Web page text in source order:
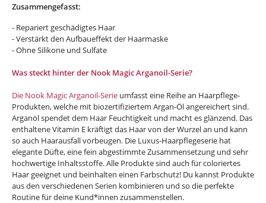
Zusammengefasst:
- Repariert geschädigtes Haar
- Verstärkt den Aufbaueffekt der Haarmaske
- Ohne Silikone und Sulfate
Was steckt hinter der Nook Magic Arganoil-Serie?
Die Nook Magic Arganoil-Serie umfasst eine Reihe an Haarpflege-
Produkten, welche mit biozertifiziertem Argan-Öl angereichert sind.
Arganöl spendet dem Haar Feuchtigkeit und macht es glänzend. Das
enthaltene Vitamin E kräftigt das Haar von der Wurzel an und kann
so auch Haarausfall vorbeugen. Die Luxus-Haarpflegeserie hat
elegante Düfte, eine fein abgestimmte Zusammensetzung und sehr
hochwertige Inhaltsstoffe. Alle Produkte sind auch für coloriertes
Haar geeignet und beinhalten einen Farbschutz! Du kannst Produkte
aus den verschiedenen Serien kombinieren und so die perfekte
Routine für deine Kund*innen zusammenstellen.